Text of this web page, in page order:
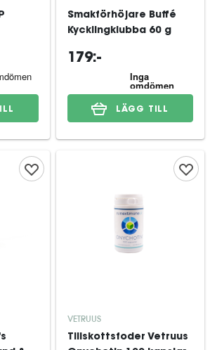
Smakförhöjare Buffé
Kycklingklubba 60 g
179:-
LÄGG TILL
VETRUUS
Tillskottsfoder Vetruus